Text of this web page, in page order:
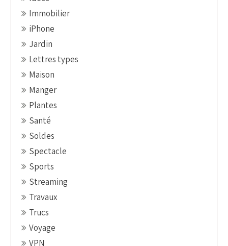
Immobilier
iPhone
Jardin
Lettres types
Maison
Manger
Plantes
Santé
Soldes
Spectacle
Sports
Streaming
Travaux
Trucs
Voyage
VPN